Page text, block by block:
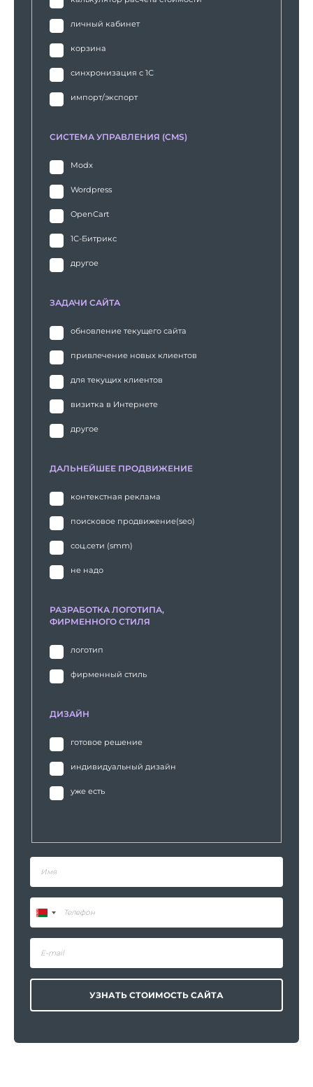
личный кабинет
корзина
синхронизация с 1С
импорт/экспорт
СИСТЕМА УПРАВЛЕНИЯ (CMS)
Modx
Wordpress
OpenCart
1С-Битрикс
другое
ЗАДАЧИ САЙТА
обновление текущего сайта
привлечение новых клиентов
для текущих клиентов
визитка в Интернете
другое
ДАЛЬНЕЙШЕЕ ПРОДВИЖЕНИЕ
контекстная реклама
поисковое продвижение(seo)
соц.сети (smm)
не надо
РАЗРАБОТКА ЛОГОТИПА,
ФИРМЕННОГО СТИЛЯ
логотип
фирменный стиль
ДИЗАЙН
готовое решение
индивидуальный дизайн
уже есть
УЗНАТЬ СТОИМОСТЬ САЙТА